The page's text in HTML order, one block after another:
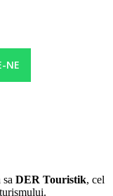
NE
DER Touristik, cel